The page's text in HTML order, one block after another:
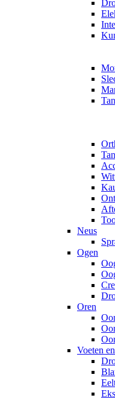
Neus
Ogen
Oren
Voeten